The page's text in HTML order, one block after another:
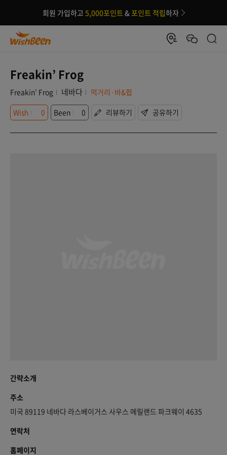
회원 가입하고 5,000포인트 &포인트 적립하자
Freakin’ Frog
Freakin’ Frog 네바다
먹거리·바&펍
Wish
0 Been 0 리뷰하기 공유하기
간략소개
주소
미국 89119 네바다 라스베이거스 사우스 메릴랜드 파크웨이 4635
연락처
홈페이지